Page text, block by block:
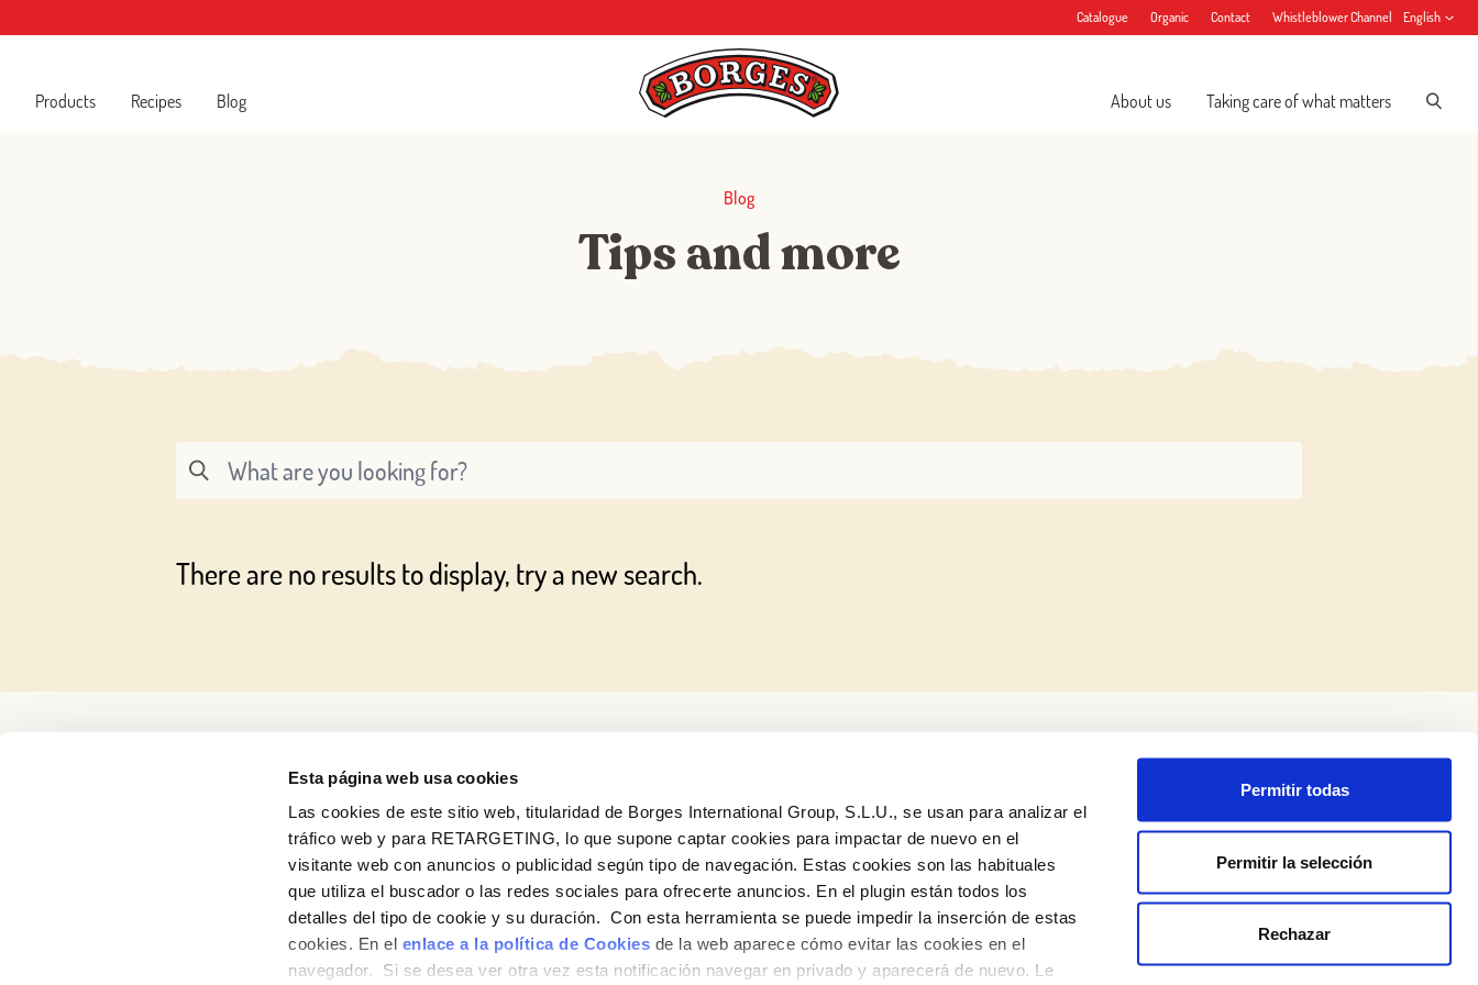
Esta página web usa cookies
Las cookies de este sitio web, titularidad de Borges International Group, S.L.U., se usan para analizar el
tráfico web y para RETARGETING, lo que supone captar cookies para impactar de nuevo en el
visitante web con anuncios o publicidad según tipo de navegación. Estas cookies son las habituales
que utiliza el buscador o las redes sociales para ofrecerte anuncios. En el plugin están todos los
detalles del tipo de cookie y su duración. Con esta herramienta se puede impedir la inserción de estas
cookies. En el enlace a la política de Cookies de la web aparece cómo evitar las cookies en el
navegador. Si se desea ver otra vez esta notificación navegar en privado y aparecerá de nuevo. Le
Permitir todas
Permitir la selección
Rechazar
Catalogue Organic Contact Whistleblower Channel English
Products Recipes Blog About us Taking care of what matters
Blog
Tips and more
There are no results to display, try a new search.
Legal Notice
Privacy Policy